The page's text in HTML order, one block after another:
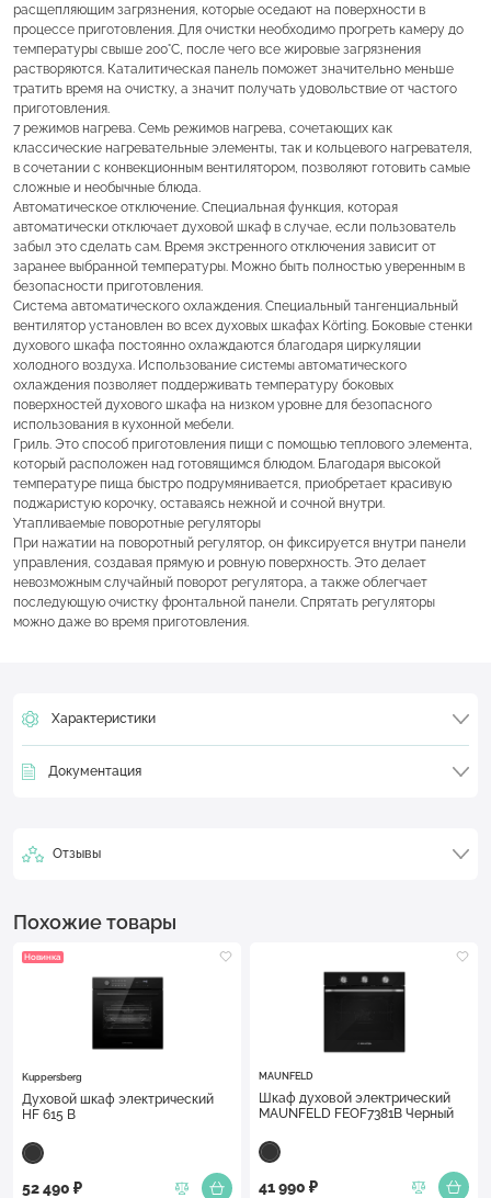
расщепляющим загрязнения, которые оседают на поверхности в
процессе приготовления. Для очистки необходимо прогреть камеру до
температуры свыше 200°C, после чего все жировые загрязнения
растворяются. Каталитическая панель поможет значительно меньше
тратить время на очистку, а значит получать удовольствие от частого
приготовления.
7 режимов нагрева. Семь режимов нагрева, сочетающих как
классические нагревательные элементы, так и кольцевого нагревателя,
в сочетании с конвекционным вентилятором, позволяют готовить самые
сложные и необычные блюда.
Автоматическое отключение. Специальная функция, которая
автоматически отключает духовой шкаф в случае, если пользователь
забыл это сделать сам. Время экстренного отключения зависит от
заранее выбранной температуры. Можно быть полностью уверенным в
безопасности приготовления.
Система автоматического охлаждения. Специальный тангенциальный
вентилятор установлен во всех духовых шкафах Körting. Боковые стенки
духового шкафа постоянно охлаждаются благодаря циркуляции
холодного воздуха. Использование системы автоматического
охлаждения позволяет поддерживать температуру боковых
поверхностей духового шкафа на низком уровне для безопасного
использования в кухонной мебели.
Гриль. Это способ приготовления пищи с помощью теплового элемента,
который расположен над готовящимся блюдом. Благодаря высокой
температуре пища быстро подрумянивается, приобретает красивую
поджаристую корочку, оставаясь нежной и сочной внутри.
Утапливаемые поворотные регуляторы
При нажатии на поворотный регулятор, он фиксируется внутри панели
управления, создавая прямую и ровную поверхность. Это делает
невозможным случайный поворот регулятора, а также облегчает
последующую очистку фронтальной панели. Спрятать регуляторы
можно даже во время приготовления.
Характеристики
Документация
Отзывы
Похожие товары
Новинка
Kuppersberg
Духовой шкаф электрический
HF 615 B
52 490 ₽
MAUNFELD
Шкаф духовой электрический
MAUNFELD FEOF7381B Черный
41 990 ₽